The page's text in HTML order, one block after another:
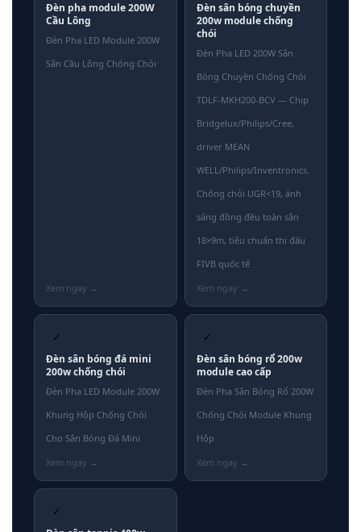
Đèn pha module 200W
Cầu Lông
Đèn Pha LED Module 200W
Sân Cầu Lông Chống Chói
Đèn sân bóng chuyền
200w module chống
chói
Đèn Pha LED 200W Sân
Bóng Chuyền Chống Chói
TDLF-MKH200-BCV — Chip
Bridgelux/Philips/Cree,
driver MEAN
WELL/Philips/Inventronics.
Chống chói UGR<19, ánh
sáng đồng đều toàn sân
18×9m, tiêu chuẩn thi đấu
FIVB quốc tế
✓
Đèn sân bóng đá mini
200w chống chói
Đèn Pha LED Module 200W
Khung Hộp Chống Chói
Cho Sân Bóng Đá Mini
✓
Đèn sân bóng rổ 200w
module cao cấp
Đèn Pha Sân Bóng Rổ 200W
Chống Chói Module Khung
Hộp
✓